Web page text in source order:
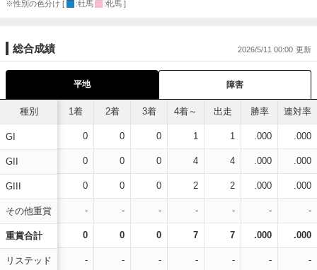
※性別の色分け [ :牡馬 :牝馬 ]
総合成績 2026/5/11 00:00
平地 障害
種別
GI
GII
GIII
その他重賞
重賞合計
リステッド
1着 2着 3着 4着～ 出走 勝率 連対率
0 0 0 1 1 .000 .000
0 0 0 4 4 .000 .000
0 0 0 2 2 .000 .000
- - - - - - -
0 0 0 7 7 .000 .000
- - - - - - -